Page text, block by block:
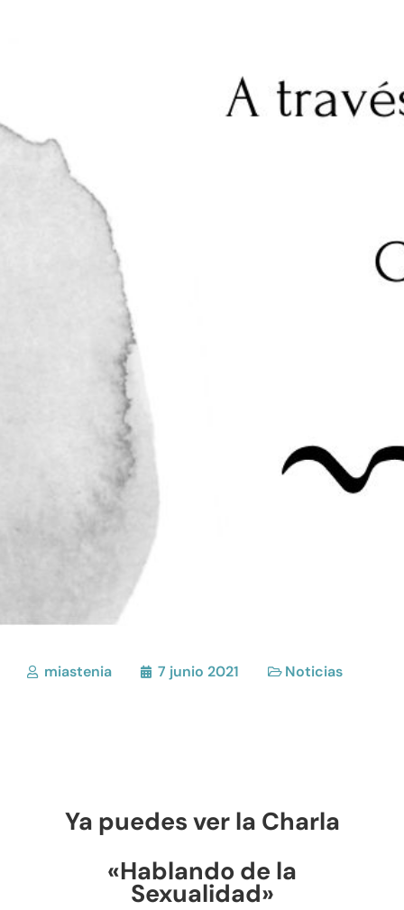
miastenia 7 junio 2021 Noticias
Ya puedes ver la Charla
«Hablando de la
Sexualidad»